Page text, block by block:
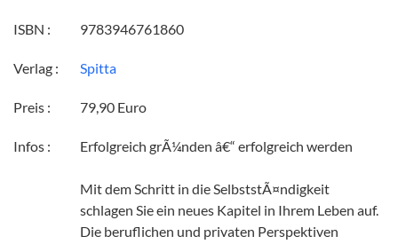
ISBN : 9783946761860
Verlag : Spitta
Preis : 79,90 Euro
Infos : Erfolgreich grÃ¼nden â€“ erfolgreich werden
Mit dem Schritt in die SelbststÃ¤ndigkeit
schlagen Sie ein neues Kapitel in Ihrem Leben auf.
Die beruflichen und privaten Perspektiven